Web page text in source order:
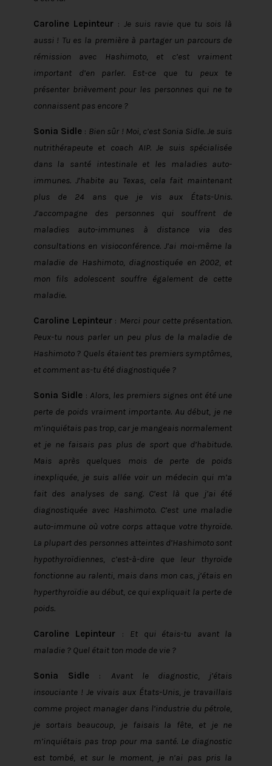
Caroline Lepinteur:
Je suis ravie que tu sois là
aussi ! Tu es la première à partager un parcours de
rémission avec Hashimoto, et c’est vraiment
important d’en parler. Est-ce que tu peux te
présenter brièvement pour les personnes qui ne te
connaissent pas encore ?
Sonia Sidle: Bien sûr ! Moi, c’est Sonia Sidle. Je suis
nutrithérapeute et coach AIP. Je suis spécialisée
dans la santé intestinale et les maladies auto-
immunes. J’habite au Texas, cela fait maintenant
plus de 24 ans que je vis aux États-Unis.
J’accompagne des personnes qui souffrent de
maladies auto-immunes à distance via des
consultations en visioconférence. J’ai moi-même la
maladie de Hashimoto, diagnostiquée en 2002, et
mon fils adolescent souffre également de cette
maladie.
Caroline Lepinteur: Merci pour cette présentation.
Peux-tu nous parler un peu plus de la maladie de
Hashimoto ? Quels étaient tes premiers symptômes,
et comment as-tu été diagnostiquée ?
Sonia Sidle: Alors, les premiers signes ont été une
perte de poids vraiment importante. Au début, je ne
m’inquiétais pas trop, car je mangeais normalement
et je ne faisais pas plus de sport que d’habitude.
Mais après quelques mois de perte de poids
inexpliquée, je suis allée voir un médecin qui m’a
fait des analyses de sang. C’est là que j’ai été
diagnostiquée avec Hashimoto. C’est une maladie
auto-immune où votre corps attaque votre thyroïde.
La plupart des personnes atteintes d’Hashimoto sont
hypothyroïdiennes, c’est-à-dire que leur thyroïde
fonctionne au ralenti, mais dans mon cas, j’étais en
hyperthyroïdie au début, ce qui expliquait la perte de
poids.
Caroline Lepinteur : Et qui étais-tu avant la
maladie ? Quel était ton mode de vie ?
Sonia Sidle : Avant le diagnostic, j’étais
insouciante ! Je vivais aux États-Unis, je travaillais
comme project manager dans l’industrie du pétrole,
je sortais beaucoup, je faisais la fête, et je ne
m’inquiétais pas trop pour ma santé. Le diagnostic
est tombé, et sur le moment, je n’ai pas pris la